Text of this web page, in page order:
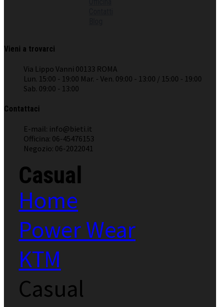
Vieni a trovarci
Via Lippo Vanni 00133 ROMA
Lun. 15:00 - 19:00 Mar. - Ven. 09:00 - 13:00 / 15:00 - 19:00
Sab. 09:00 - 13:00
Contattaci
E-mail: info@bieti.it
Officina: 06-45476153
Negozio: 06-2022041
Casual
Home
Power Wear
KTM
Casual